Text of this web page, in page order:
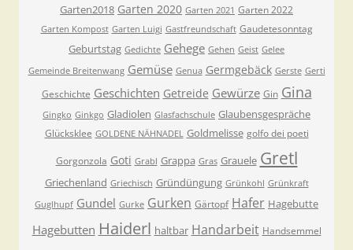
Garten2018 Garten 2020 Garten 2021 Garten 2022
Garten Kompost Garten Luigi Gastfreundschaft Gaudetesonntag
Geburtstag Gedichte Gehege Gehen Geist Gelee
Gemeinde Breitenwang Gemüse Genua Germgebäck Gerste Gerti
Geschichte Geschichten Getreide Gewürze Gin Gina
Gingko Ginkgo Gladiolen Glasfachschule Glaubensgespräche
Glücksklee GOLDENE NÄHNADEL Goldmelisse golfo dei poeti
Gorgonzola Goti Grabl Grappa Gras Grauele Gretl
Griechenland Griechisch Gründüngung Grünkohl Grünkraft
Guglhupf Gundel Gurke Gurken Gärtopf Hafer Hagebutte
Hagebutten Haiderl haltbar Handarbeit Handsemmel